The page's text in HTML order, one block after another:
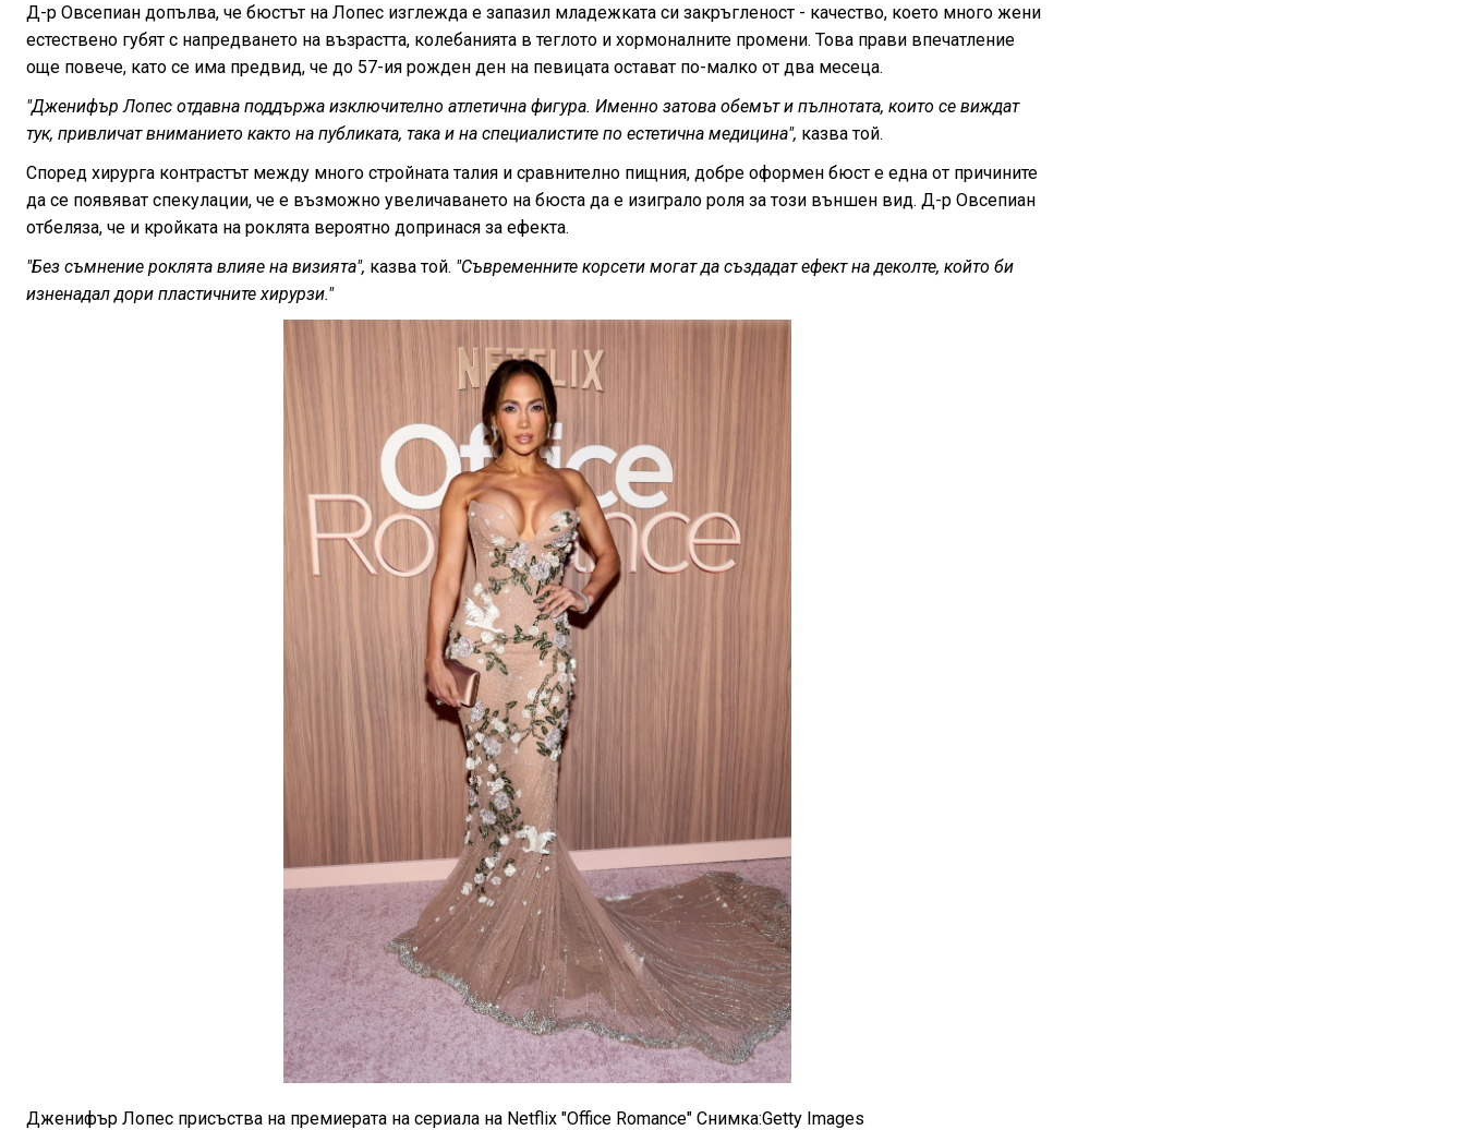
Д-р Овсепиан допълва, че бюстът на Лопес изглежда е запазил младежката си закръгленост - качество, което много жени
естествено губят с напредването на възрастта, колебанията в теглото и хормоналните промени. Това прави впечатление
още повече, като се има предвид, че до 57-ия рожден ден на певицата остават по-малко от два месеца.
"Дженифър Лопес отдавна поддържа изключително атлетична фигура. Именно затова обемът и пълнотата, които се виждат
тук, привличат вниманието както на публиката, така и на специалистите по естетична медицина", казва той.
Според хирурга контрастът между много стройната талия и сравнително пищния, добре оформен бюст е една от причините
да се появяват спекулации, че е възможно увеличаването на бюста да е изиграло роля за този външен вид. Д-р Овсепиан
отбеляза, че и кройката на роклята вероятно допринася за ефекта.
"Без съмнение роклята влияе на визията", казва той. "Съвременните корсети могат да създадат ефект на деколте, който би
изненадал дори пластичните хирурзи."
Дженифър Лопес присъства на премиерата на сериала на Netflix "Office Romance" Снимка:Getty Images